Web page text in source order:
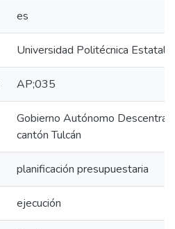
es
Universidad Politécnica Estatal
AP;035
Gobierno Autónomo
cantón Tulcán
planificación presupuestaria
ejecución